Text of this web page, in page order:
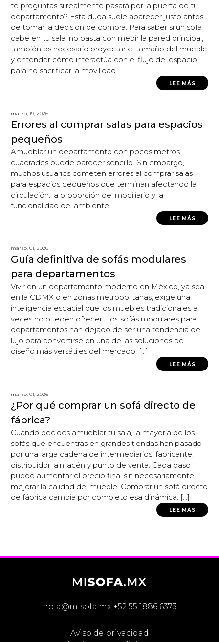
te preguntas si realmente pasará por la puerta de tu
departamento? Esta duda suele aparecer justo antes
de tomar la decisión de compra. Para saber si un sofá
cabe en tu sala, no basta con medir la pared principal;
también es necesario proyectar el tamaño del mueble
y entender cómo interactúa con el flujo del espacio
para no sacrificar la movilidad.
LEE MÁS
marzo, 19, 2026
Errores al comprar salas para espacios
pequeños
Amueblar un departamento con pocos metros
cuadrados puede parecer sencillo. Sin embargo,
muchos usuarios cometen errores al comprar salas
para espacios pequeños que terminan afectando la
circulación, la proporción del mobiliario y la
funcionalidad del ambiente.
LEE MÁS
marzo, 01, 2026
Guía definitiva de sofás modulares
para departamentos
Vivir en un departamento moderno en México, ya sea
en la CDMX o en zonas metropolitanas, exige una
inteligencia espacial que los muebles tradicionales a
veces no pueden ofrecer. Los sofás modulares para
departamentos han dejado de ser una tendencia de
lujo para convertirse en una de las soluciones de
diseño más versátiles del mercado. […]
LEE MÁS
marzo, 01, 2026
¿Por qué comprar un sofá directo de
fábrica?
Cuando decides amueblar tu sala, la mayoría de los
sofás que encuentras en grandes tiendas han pasado
por una larga cadena de intermediarios: fabricante,
distribuidor, almacén y punto de venta. Cada paso
puede aumentar el precio final sin necesariamente
mejorar la calidad del mueble. Comprar un sofá directo
de fábrica cambia por completo esa dinámica. […]
LEE MÁS
hola@misofa.mx| +52 55 1886 6373
Aviso de privacidad